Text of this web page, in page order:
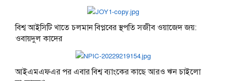
বিশ্ব আইসিটি খাতে চলমান বিপ্লবের স্থপতি সজীব ওয়াজেদ জয়:
ওবায়দুল কাদের
আইএমএফএর পর এবার বিশ্ব ব্যাংকের কাছে আরও ঋন চাইলো